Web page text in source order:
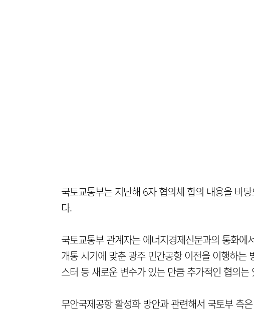
국토교통부는 지난해 6자 협의체 합의 내용을 바
다.
국토교통부 관계자는 에너지경제신문과의 통화
개통 시기에 맞춘 광주 민간공항 이전을 이행하는
스터 등 새로운 변수가 있는 만큼 추가적인 협의는
무안국제공항 활성화 방안과 관련해서 국토부 측